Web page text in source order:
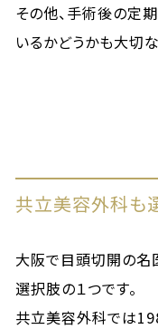
その他、手術後の定
いるかどうかも大切な
共立美容外科も
大阪で目頭切開の名
選択肢の１つです。
共立美容外科では